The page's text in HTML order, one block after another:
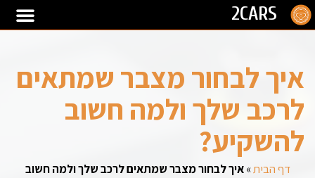
2CARS
איך לבחור מצבר שמתאים
לרכב שלך ולמה חשוב
להשקיע?
דף הבית»איך לבחור מצבר שמתאים לרכב שלך ולמה חשוב